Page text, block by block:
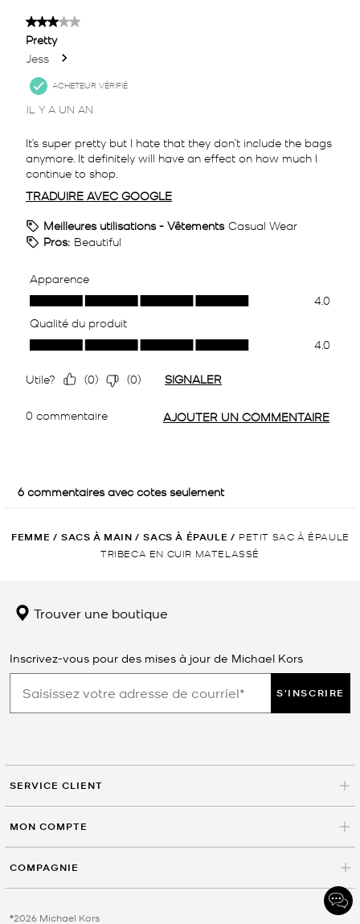
FEMME / SACS À MAIN / SACS À ÉPAULE / PETIT SAC À ÉPAULE
TRIBECA EN CUIR MATELASSÉ
Trouver une boutique
Inscrivez-vous pour des mises à jour de Michael Kors
S'INSCRIRE
SERVICE CLIENT
MON COMPTE
COMPAGNIE
©2026 Michael Kors